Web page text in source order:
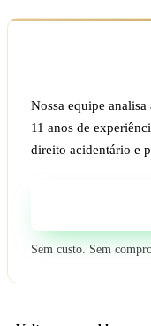
Nossa equipe analisa
11 anos de
direito acidentário e
Sem custo. Sem